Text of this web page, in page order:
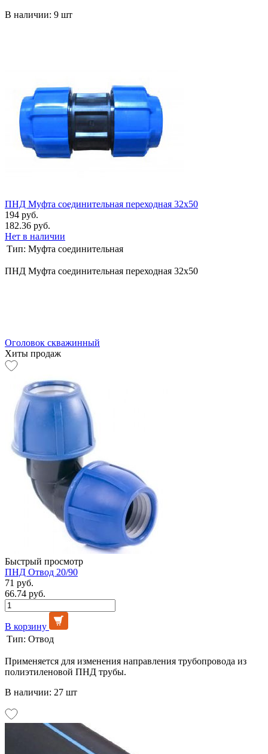
В наличии: 9 шт
ПНД Муфта соединительная переходная 32х50
194 руб.
182.36 руб.
Нет в наличии
Тип: Муфта соединительная
ПНД Муфта соединительная переходная 32х50
Оголовок скважинный
Хиты продаж
Быстрый просмотр
ПНД Отвод 20/90
71 руб.
66.74 руб.
В корзину
Тип: Отвод
Применяется для изменения направления трубопровода из
полиэтиленовой ПНД трубы.
В наличии: 27 шт